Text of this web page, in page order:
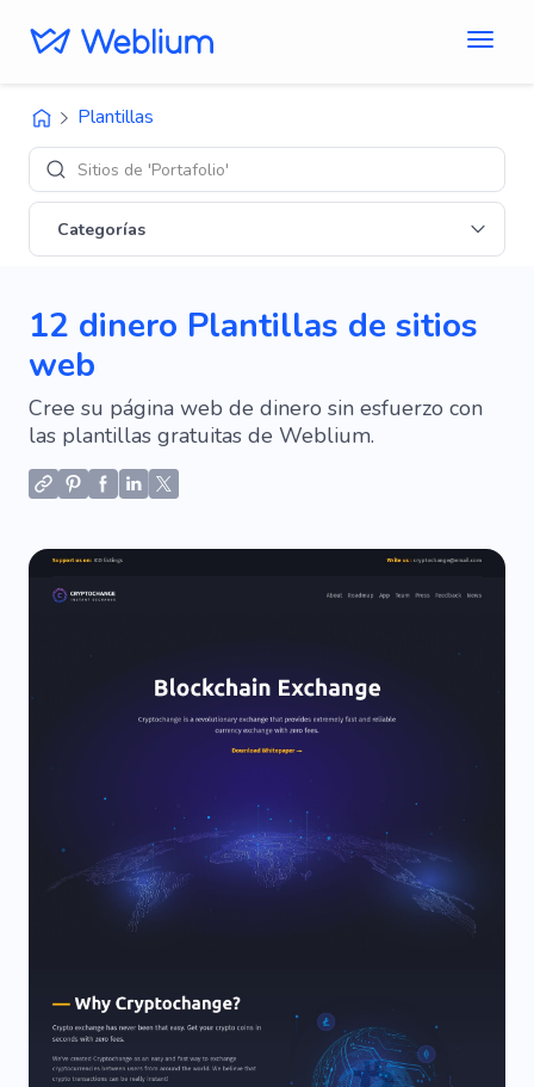
Plantillas
Diseños de 'E
Categorías
12 dinero Plantillas de sitios
web
Cree su página web de dinero sin esfuerzo con
las plantillas gratuitas de Weblium.